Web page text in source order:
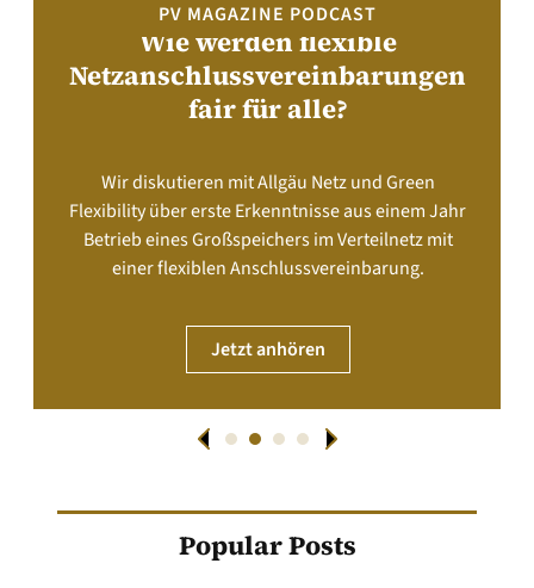
PV MAGAZINE PODCAST
Wie werden flexible
Netzanschlussvereinbarungen
fair für alle?
Wir diskutieren mit Allgäu Netz und Green
Flexibility über erste Erkenntnisse aus einem Jahr
Betrieb eines Großspeichers im Verteilnetz mit
einer flexiblen Anschlussvereinbarung.
Jetzt anhören
Popular Posts